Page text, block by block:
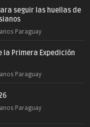
seguir las huellas de
Paraguay
la Primera Expedición
Paraguay
Paraguay